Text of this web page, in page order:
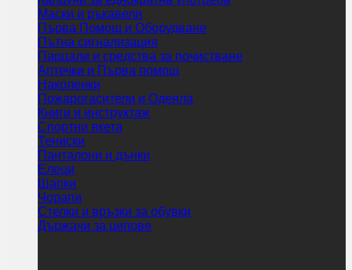
Маски и ръкавели
Първа Помощ и Оборудване
Пътна сигнализация
Парцали и средства за почистване
Аптечки и Първа помощ
Наколенки
Пожарогасители и Одеяла
Книги и инструктаж
Спортни якета
Тениски
Панталони и дънки
Елеци
Шапки
Чорапи
Стелки и връзки за обувки
Държачи за ципове